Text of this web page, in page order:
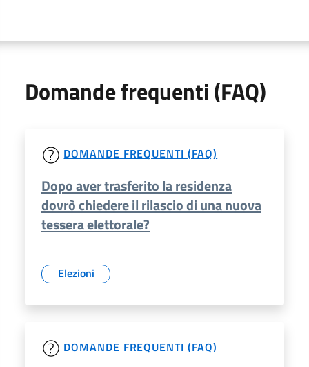
Domande frequenti (FAQ)
DOMANDE FREQUENTI (FAQ)
Dopo aver trasferito la residenza
dovrò chiedere il rilascio di una nuova
tessera elettorale?
Elezioni
DOMANDE FREQUENTI (FAQ)